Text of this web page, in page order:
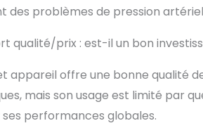
des problèmes de pression
qualité/prix : est-il un bon
appareil offre une bonne qualité
mais son usage est limité par
performances globales.